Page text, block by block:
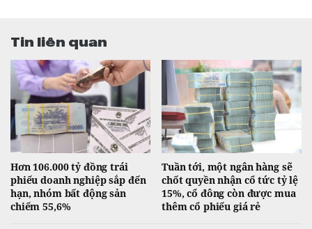
Tin liên quan
Hơn 106.000 tỷ đồng trái
phiếu doanh nghiệp sắp đến
hạn, nhóm bất động sản
chiếm 55,6%
Tuần tới, một ngân hàng sẽ
chốt quyền nhận cổ tức tỷ lệ
15%, cổ đông còn được mua
thêm cổ phiếu giá rẻ